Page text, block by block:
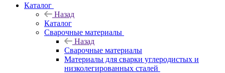
Каталог
Назад
Каталог
Сварочные материалы
Назад
Сварочные материалы
Материалы для сварки углеродистых и
низколегированных сталей